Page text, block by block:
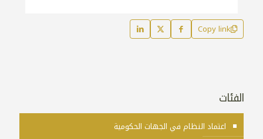
Copy link
الفئات
اعتماد النظام في الجهات الحكومية